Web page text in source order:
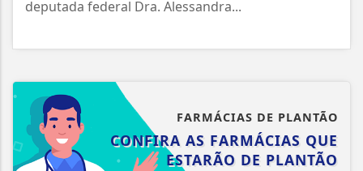
deputada federal Dra. Alessandra...
FARMÁCIAS DE PLANTÃO
CONFIRA AS FARMÁCIAS QUE
ESTARÃO DE PLANTÃO